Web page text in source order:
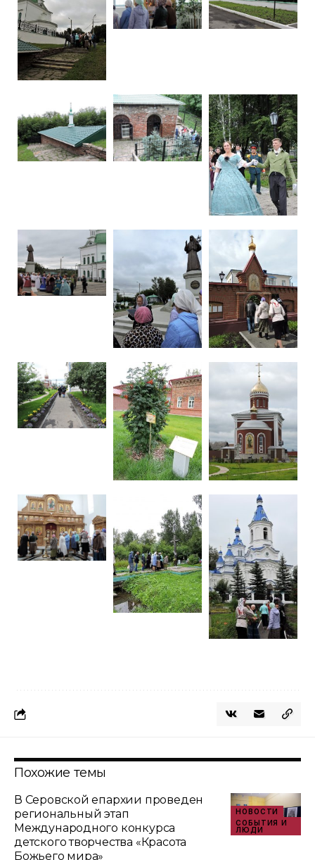
Похожие темы
НОВОСТИ
СОБЫТИЯ И
ЛЮДИ
В Серовской епархии проведен
региональный этап
Международного конкурса
детского творчества «Красота
Божьего мира»